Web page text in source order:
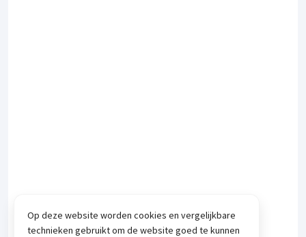
Op deze website worden cookies en vergelijkbare
technieken gebruikt om de website goed te kunnen